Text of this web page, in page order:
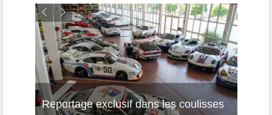
Reportage exclusif dans les coulisses